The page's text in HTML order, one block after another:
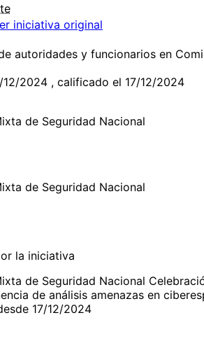
iniciativa original
autoridades y funcionarios en
12/2024 , calificado el 17/12/2024
de Seguridad Nacional
de Seguridad Nacional
la iniciativa
de Seguridad Nacional
de análisis amenazas en
17/12/2024